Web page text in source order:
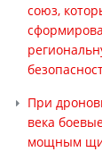
союз,
При
века
мощным